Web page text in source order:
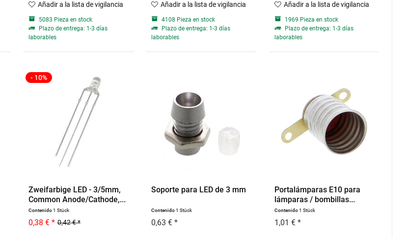
Añadir a la lista de vigilancia
5083 Pieza en stock
Plazo de entrega: 1-3 días
laborables
Añadir a la lista de vigilancia
4108 Pieza en stock
Plazo de entrega: 1-3 días
laborables
Añadir a la lista de vigilancia
1969 Pieza en stock
Plazo de entrega: 1-3 días
laborables
- 10%
Zweifarbige LED - 3/5mm,
Common Anode/Cathode,...
Contenido1 Stück
0,42 € *
0,38 € *
Soporte para LED de 3 mm
Contenido1 Stück
0,63 € *
Portalámparas E10 para
lámparas / bombillas...
Contenido1 Stück
1,01 € *